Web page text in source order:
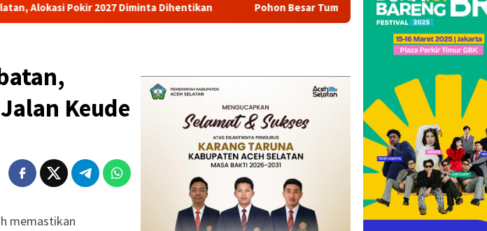
2027 Diminta Dihentikan Pohon Besar Tumbang Diterjang Angin Kencang Tutup
Keude
memastikan